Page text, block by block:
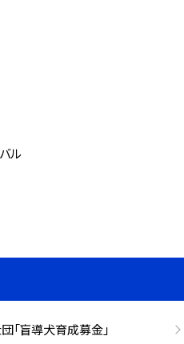
ル
「盲導犬育成募金」